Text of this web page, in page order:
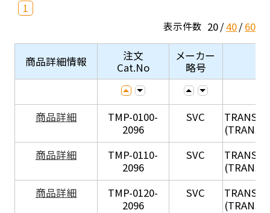
1
表示件数 20 40 60
商品詳細情報
注文
Cat.No
メーカー
略号
商品詳細
TMP-0100-
2096
SVC TRANSIL
商品詳細
TMP-0110-
2096
SVC TRANSIL
商品詳細
TMP-0120-
2096
SVC TRANSIL